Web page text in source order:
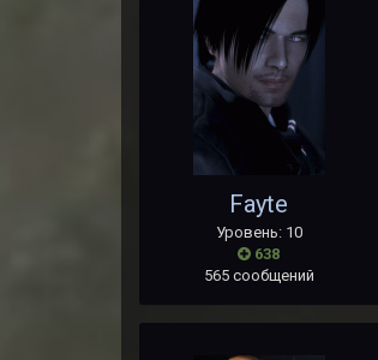
Fayte
Уровень: 10
638
565 сообщений